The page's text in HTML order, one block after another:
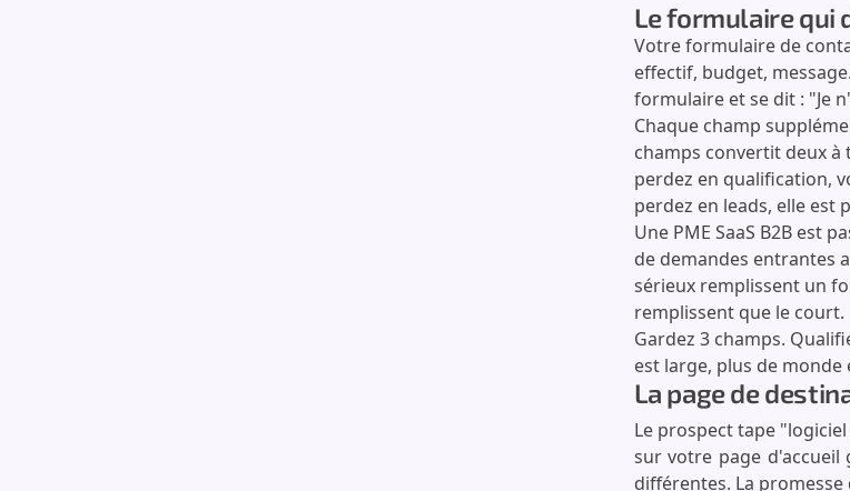
Le formulaire qui
Votre formulaire de
effectif, budget,
formulaire et se dit : "Je
Chaque champ
champs convertit deux
perdez en qualification,
perdez en leads, elle est
Une PME SaaS B2B est
de demandes entrantes
sérieux remplissent un
remplissent que le court.
Gardez 3 champs.
est large, plus de monde
La page de
Le prospect tape
sur votre page
différentes. La